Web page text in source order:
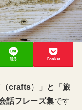
送る Pocket
crafts）」と「旅
話フレーズ集です